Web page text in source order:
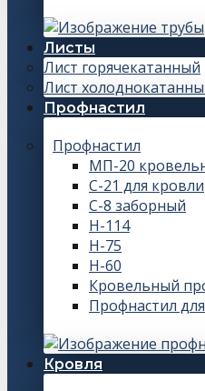
Листы
Лист горячекатанный
Лист
Профнастил
Профнастил
МП-20
С-21 для кровли
С-8 заборный
Н-114
Н-75
Н-60
Кровельный
Профнастил
Кровля